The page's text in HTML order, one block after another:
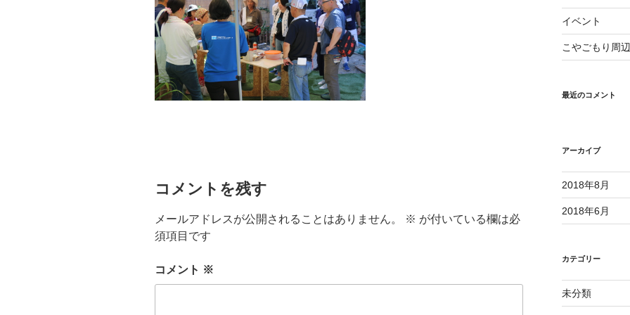
コメントを残す
メールアドレスが公開されることはありません。 ※ が付いている欄は必
須項目です
コメント ※
イベント
こやごもり周
最近のコメント
アーカイブ
2018年8月
2018年6月
カテゴリー
未分類